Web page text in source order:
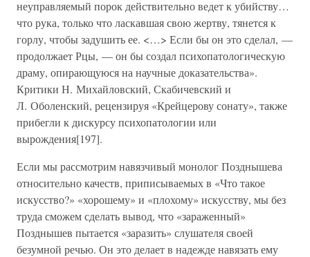
неуправляемый порок действительно ведет к убийству…
что рука, только что ласкавшая свою жертву, тянется к
горлу, чтобы задушить ее. <…> Если бы он это сделал, —
продолжает Рцы, — он бы создал психопатологическую
драму, опирающуюся на научные доказательства».
Критики Н. Михайловский, Скабичевский и
Л. Оболенский, рецензируя «Крейцерову сонату», также
прибегли к дискурсу психопатологии или
вырождения[197].
Если мы рассмотрим навязчивый монолог Позднышева
относительно качеств, приписываемых в «Что такое
искусство?» «хорошему» и «плохому» искусству, мы без
труда сможем сделать вывод, что «зараженный»
Позднышев пытается «заразить» слушателя своей
безумной речью. Он это делает в надежде навязать ему